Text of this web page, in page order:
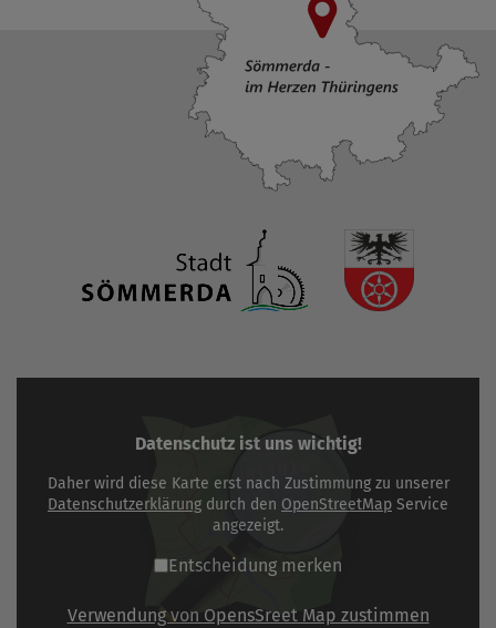
Datenschutz ist uns wichtig!
Daher wird diese Karte erst nach Zustimmung zu unserer
Datenschutzerklärung durch den OpenStreetMap Service
angezeigt.
Entscheidung merken
Verwendung von OpensSreet Map zustimmen